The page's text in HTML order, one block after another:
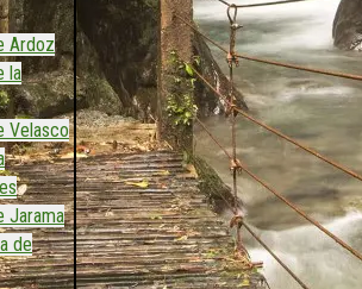
Ardoz
la
Velasco
Jarama
de